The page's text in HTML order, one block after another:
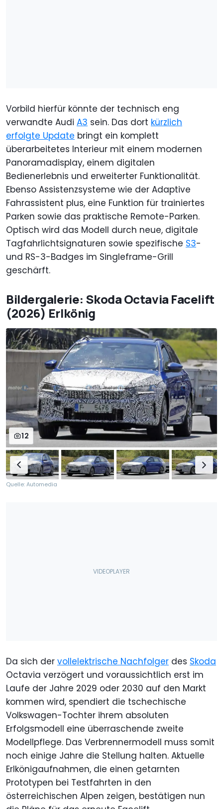
Vorbild hierfür könnte der technisch eng
verwandte Audi A3 sein. Das dort kürzlich
erfolgte Update bringt ein komplett
überarbeitetes Interieur mit einem modernen
Panoramadisplay, einem digitalen
Bedienerlebnis und erweiterter Funktionalität.
Ebenso Assistenzsysteme wie der Adaptive
Fahrassistent plus, eine Funktion für trainiertes
Parken sowie das praktische Remote-Parken.
Optisch wird das Modell durch neue, digitale
Tagfahrlichtsignaturen sowie spezifische S3-
und RS-3-Badges im Singleframe-Grill
geschärft.
Bildergalerie: Skoda Octavia Facelift
(2026) Erlkönig
12
Quelle: Automedia
Da sich der vollelektrische Nachfolger des Skoda
Octavia verzögert und voraussichtlich erst im
Laufe der Jahre 2029 oder 2030 auf den Markt
kommen wird, spendiert die tschechische
Volkswagen-Tochter ihrem absoluten
Erfolgsmodell eine überraschende zweite
Modellpflege. Das Verbrennermodell muss somit
noch einige Jahre die Stellung halten. Aktuelle
Erlkönigaufnahmen, die einen getarnten
Prototypen bei Testfahrten in den
österreichischen Alpen zeigen, bestätigen nun